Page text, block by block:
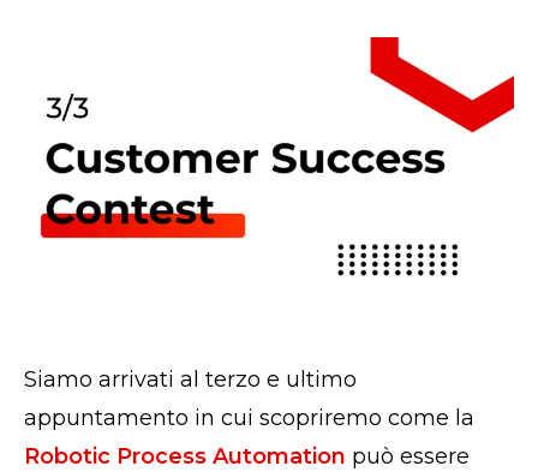
Siamo arrivati al terzo e ultimo
appuntamento in cui scopriremo come la
Robotic Process Automation può essere